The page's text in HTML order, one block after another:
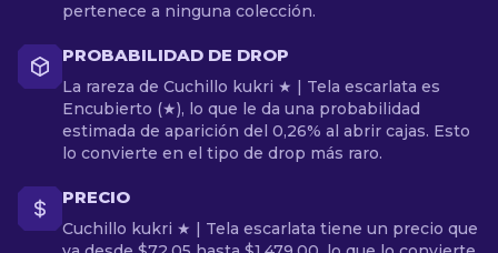
pertenece a ninguna colección.
PROBABILIDAD DE DROP
La rareza de Cuchillo kukri ★ | Tela escarlata es
Encubierto (★), lo que le da una probabilidad
estimada de aparición del 0,26% al abrir cajas. Esto
lo convierte en el tipo de drop más raro.
PRECIO
Cuchillo kukri ★ | Tela escarlata tiene un precio que